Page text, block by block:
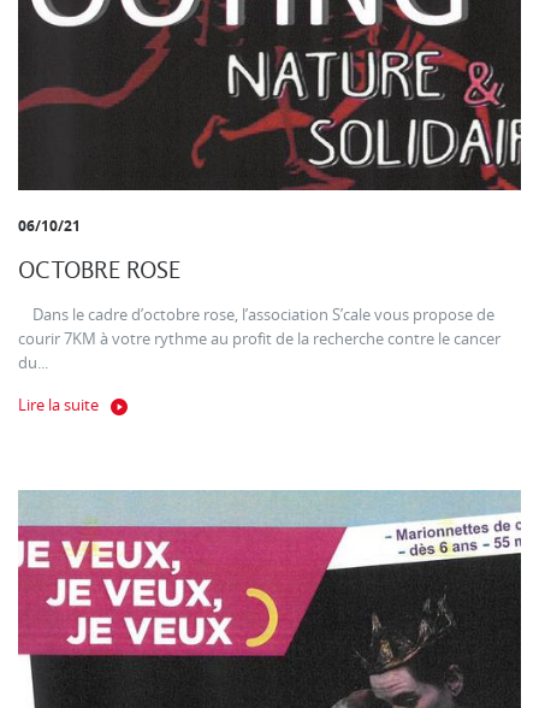
06/10/21
OCTOBRE ROSE
Dans le cadre d’octobre rose, l’association S’cale vous propose de
courir 7KM à votre rythme au profit de la recherche contre le cancer
du...
Lire la suite